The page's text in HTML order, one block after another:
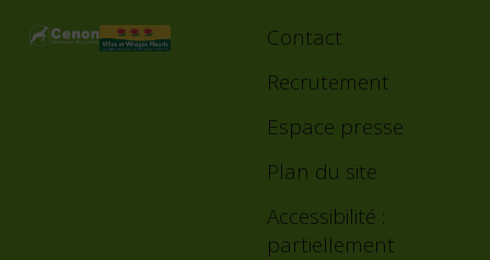
Footer
Contact
Recrutement
Espace presse
Plan du site
Accessibilité :
partiellement